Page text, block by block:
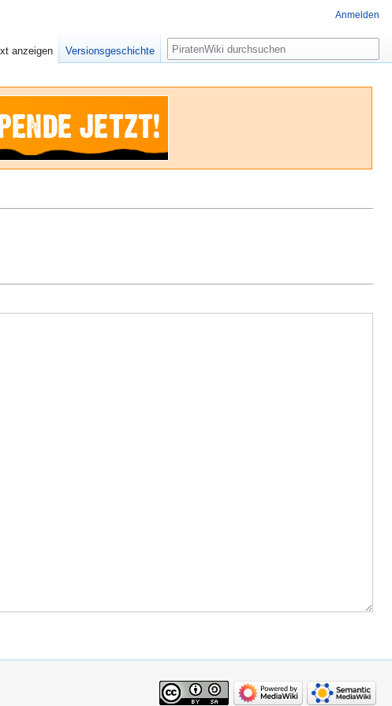
Anmelden
anzeigen Versionsgeschichte Suche